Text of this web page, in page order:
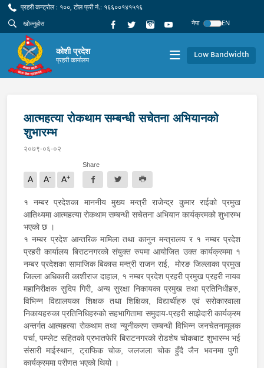
प्रहरी कन्ट्रोल : १००, टोल फ्री नं.: १६६००१४१५१६
नेपा
EN
कोशी प्रदेश
प्रहरी कार्यालय Low Bandwidth
आत्महत्या रोकथाम सम्बन्धी सचेतना अभियानको
शुभारम्भ
२०७९-०६-०२
A A- A+
Share
१ नम्बर प्रदेशका माननीय मुख्य मन्त्री राजेन्द्र कुमार राईको प्रमुख
आतिथ्यमा आत्महत्या रोकथाम सम्बन्धी सचेतना अभियान कार्यक्रमको शुभारम्भ
भएको छ ।
१ नम्बर प्रदेश आन्तरिक मामिला तथा कानुन मन्त्रालय र १ नम्बर प्रदेश
प्रहरी कार्यालय बिराटनगरको संयुक्त रुपमा आयोजित उक्त कार्यक्रममा १
नम्बर प्रदेशका सामाजिक बिकास मन्त्री राजन राई, मोरङ जिल्लाका प्रमुख
जिल्ला अधिकारी काशीराज दाहाल, १ नम्बर प्रदेश प्रहरी प्रमुख प्रहरी नायव
महानिरीक्षक सुदिप गिरी, अन्य सुरक्षा निकायका प्रमुख तथा प्रतिनिधीहरु,
विभिन्न विद्यालयका शिक्षक तथा शिक्षिका, विद्यार्थीहरु एवं सरोकारवाला
निकायहरुका प्रतिनिधिहरुको सहभागितामा समुदाय-प्रहरी साझेदारी कार्यक्रम
अन्तर्गत आत्महत्या रोकथाम तथा न्यूनीकरण सम्बन्धी विभिन्न जनचेतनामूलक
पर्चा, पम्प्लेट सहितको प्रभातफेरि बिराटनगरको रोडशेष चोकबाट शुभारम्भ भई
संसारी माईस्थान, ट्राफिक चोक, जलजला चोक हुँदै जैन भवनमा पुगी
कार्यक्रममा परीणत भएको थियो ।